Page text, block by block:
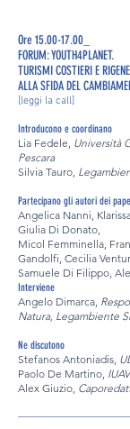
Ore 15.00-17.00_
FORUM: YOUTH4PLANET.
TURISMI COSTIERI E
ALLA SFIDA DEL
[leggi la call]
Introducono e coordinano
Lia Fedele, Università
Pescara
Silvia Tauro,
Partecipano gli autori dei
Angelica Nanni,
Giulia Di Donato,
Micol Femminella,
Gandolfi, Cecilia
Samuele Di Filippo,
Interviene
Angelo Dimarca,
Natura, Legambiente
Ne discutono
Stefanos Antoniadis,
Paolo De Martino,
Alex Giuzio,